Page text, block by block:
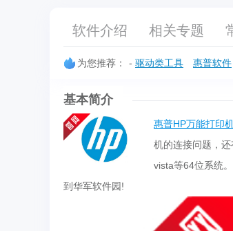
软件介绍 相关专题
为您推荐： - 驱动类工具 惠普软件
基本简介
惠普HP万能打印
机的连接问题，
vista等64位系统
到华军软件园!